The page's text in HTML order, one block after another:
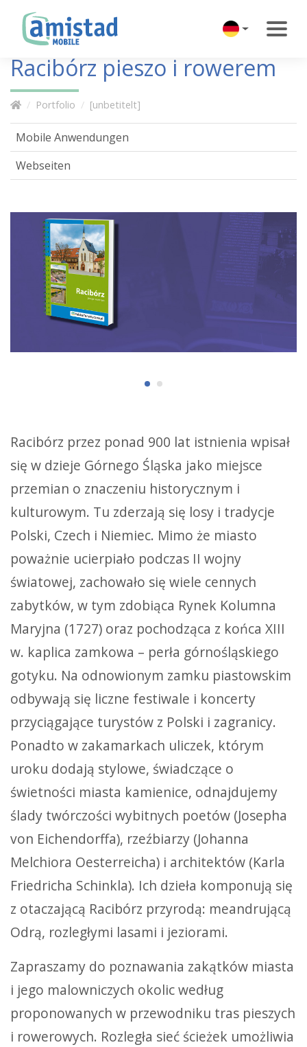
Racibórz pieszo i rowerem
Portfolio [unbetitelt]
Racibórz przez ponad 900 lat istnienia wpisał
się w dzieje Górnego Śląska jako miejsce
przemian o znaczeniu historycznym i
kulturowym. Tu zderzają się losy i tradycje
Polski, Czech i Niemiec. Mimo że miasto
poważnie ucierpiało podczas II wojny
światowej, zachowało się wiele cennych
zabytków, w tym zdobiąca Rynek Kolumna
Maryjna (1727) oraz pochodząca z końca XIII
w. kaplica zamkowa – perła górnośląskiego
gotyku. Na odnowionym zamku piastowskim
odbywają się liczne festiwale i koncerty
przyciągające turystów z Polski i zagranicy.
Ponadto w zakamarkach uliczek, którym
uroku dodają stylowe, świadczące o
świetności miasta kamienice, odnajdujemy
ślady twórczości wybitnych poetów (Josepha
von Eichendorffa), rzeźbiarzy (Johanna
Melchiora Oesterreicha) i architektów (Karla
Friedricha Schinkla). Ich dzieła komponują się
z otaczającą Racibórz przyrodą: meandrującą
Odrą, rozległymi lasami i jeziorami.
Zapraszamy do poznawania zakątków miasta
i jego malowniczych okolic według
proponowanych w przewodniku tras pieszych
i rowerowych. Rozległa sieć ścieżek umożliwia
Mobile Anwendungen
Webseiten